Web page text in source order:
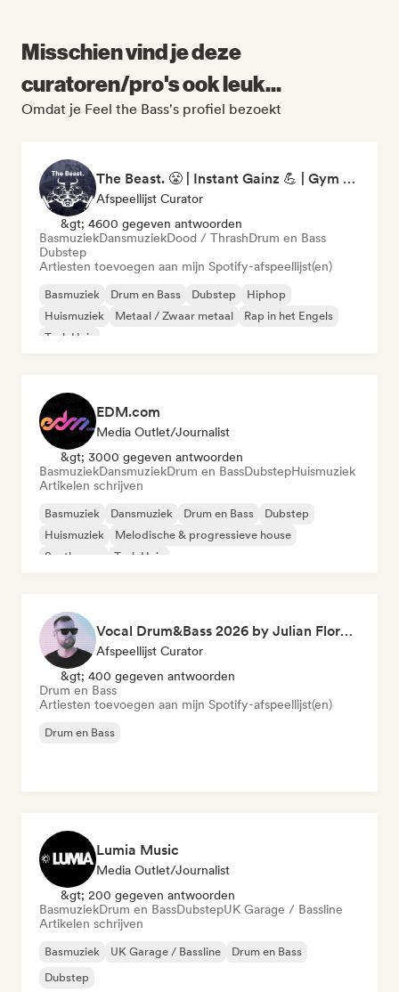
Misschien vind je deze
curatoren/pro's ook leuk...
Omdat je Feel the Bass's profiel bezoekt
The Beast. 😤 | Instant Gainz 💪 | Gym Workout & Motivation Music 🏋️
Afspeellijst Curator
&gt; 4600 gegeven antwoorden
BasmuziekDansmuziekDood / ThrashDrum en Bass
Dubstep
Artiesten toevoegen aan mijn Spotify-afspeellijst(en)
Basmuziek Drum en Bass Dubstep
Hiphop
Huismuziek
Metaal / Zwaar metaal
Rap in het Engels
Tech Huis
EDM.com
Media Outlet/Journalist
&gt; 3000 gegeven antwoorden
BasmuziekDansmuziekDrum en BassDubstepHuismuziek
Artikelen schrijven
Basmuziek Dansmuziek Drum en Bass
Dubstep
Huismuziek
Melodische & progressieve house
Synthwave
Tech Huis
Vocal Drum&Bass 2026 by Julian Florent
Afspeellijst Curator
&gt; 400 gegeven antwoorden
Drum en Bass
Artiesten toevoegen aan mijn Spotify-afspeellijst(en)
Drum en Bass
Lumia Music
Media Outlet/Journalist
&gt; 200 gegeven antwoorden
BasmuziekDrum en BassDubstepUK Garage / Bassline
Artikelen schrijven
Basmuziek UK Garage / Bassline
Drum en Bass
Dubstep